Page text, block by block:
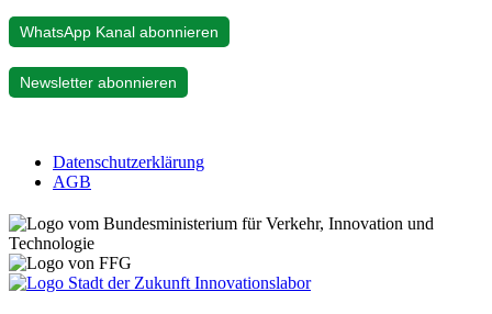
WhatsApp Kanal abonnieren
Newsletter abonnieren
Datenschutzerklärung
AGB